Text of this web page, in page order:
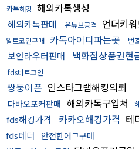
카톡해킹 해외카톡생성
해외카톡판매 유튜브공격 언더키
알트코인구매 카톡아이디파는곳 번
보안라우터판매 백화점상품권현
fds비트코인
쌍둥이폰 인스타그램해킹의뢰
다바오포커판매 해외카톡구입처
fds해킹가격 카카오해킹가격 테
fds테더
안전한에그구매